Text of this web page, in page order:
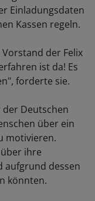
Einladungsdaten
Kassen regeln.
der Felix
ist da! Es
forderte sie.
der Deutschen
über ein
motivieren.
ihre
aufgrund dessen
könnten.